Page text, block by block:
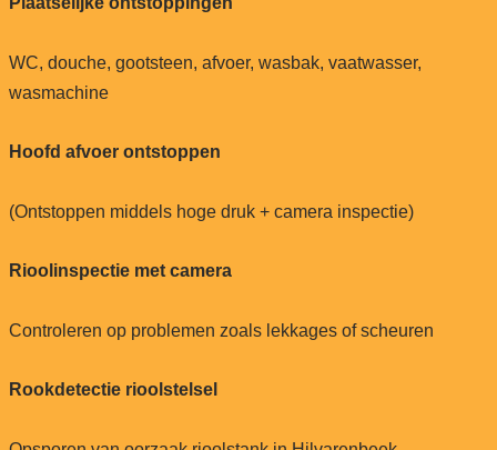
WC, douche, gootsteen, afvoer, wasbak, vaatwasser,
wasmachine
Hoofd afvoer ontstoppen
(Ontstoppen middels hoge druk + camera inspectie)
Rioolinspectie met camera
Controleren op problemen zoals lekkages of scheuren
Rookdetectie rioolstelsel